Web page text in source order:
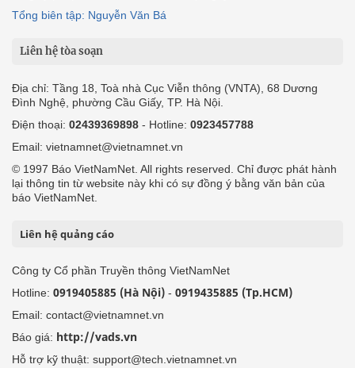
Tổng biên tập: Nguyễn Văn Bá
Liên hệ tòa soạn
Địa chỉ: Tầng 18, Toà nhà Cục Viễn thông (VNTA), 68 Dương
Đình Nghệ, phường Cầu Giấy, TP. Hà Nội.
Điện thoại: 02439369898 - Hotline: 0923457788
Email: vietnamnet@vietnamnet.vn
© 1997 Báo VietNamNet. All rights reserved. Chỉ được phát hành
lại thông tin từ website này khi có sự đồng ý bằng văn bản của
báo VietNamNet.
Liên hệ quảng cáo
Công ty Cổ phần Truyền thông VietNamNet
Hotline: 0919405885 (Hà Nội) - 0919435885 (Tp.HCM)
Email: contact@vietnamnet.vn
Báo giá: http://vads.vn
Hỗ trợ kỹ thuật: support@tech.vietnamnet.vn